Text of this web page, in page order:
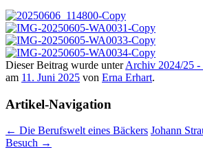
Dieser Beitrag wurde unterArchiv 2024/25
am 11. Juni 2025 von Erna Erhart.
Artikel-Navigation
← Die Berufswelt eines Bäckers Johann
Besuch →